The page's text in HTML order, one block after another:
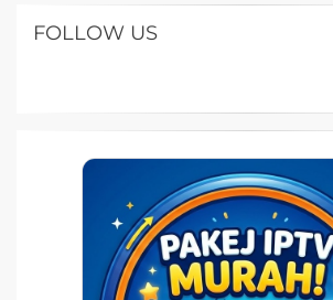
FOLLOW US